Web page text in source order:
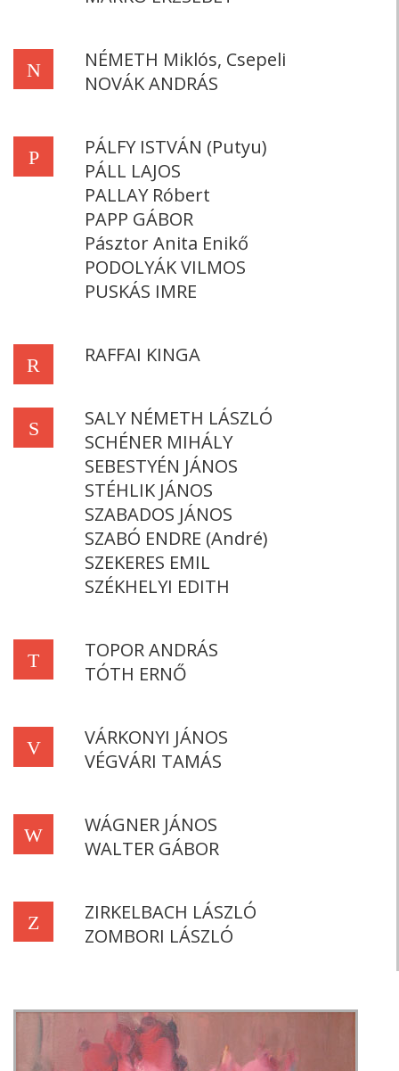
N
NÉMETH Miklós, Csepeli
NOVÁK ANDRÁS
P
PÁLFY ISTVÁN (Putyu)
PÁLL LAJOS
PALLAY Róbert
PAPP GÁBOR
Pásztor Anita Enikő
PODOLYÁK VILMOS
PUSKÁS IMRE
R RAFFAI KINGA
S
SALY NÉMETH LÁSZLÓ
SCHÉNER MIHÁLY
SEBESTYÉN JÁNOS
STÉHLIK JÁNOS
SZABADOS JÁNOS
SZABÓ ENDRE (André)
SZEKERES EMIL
SZÉKHELYI EDITH
T
TOPOR ANDRÁS
TÓTH ERNŐ
V
VÁRKONYI JÁNOS
VÉGVÁRI TAMÁS
W
WÁGNER JÁNOS
WALTER GÁBOR
Z
ZIRKELBACH LÁSZLÓ
ZOMBORI LÁSZLÓ